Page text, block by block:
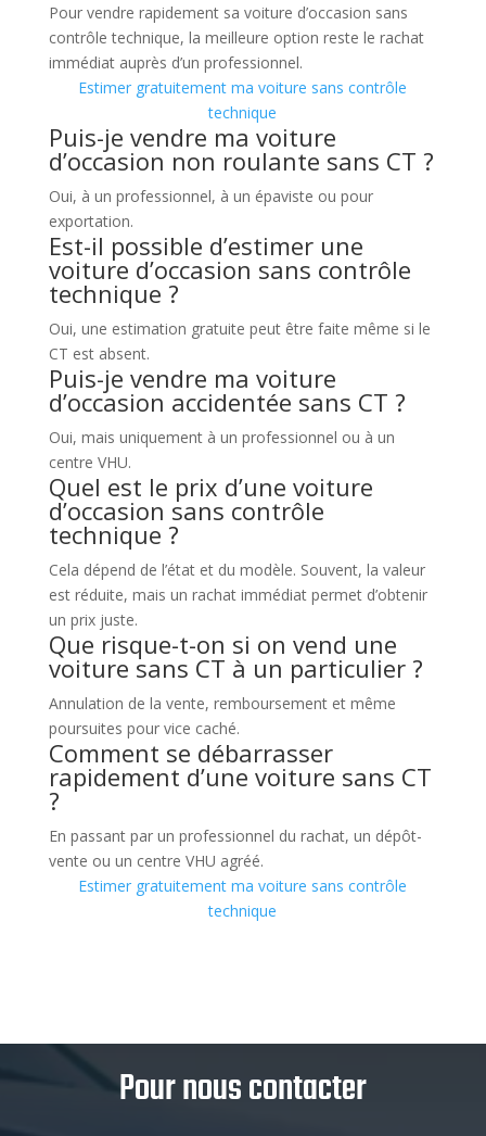
Pour vendre rapidement sa voiture d’occasion sans
contrôle technique, la meilleure option reste le rachat
immédiat auprès d’un professionnel.
Estimer gratuitement ma voiture sans contrôle
technique
Puis-je vendre ma voiture
d’occasion non roulante sans CT ?
Oui, à un professionnel, à un épaviste ou pour
exportation.
Est-il possible d’estimer une
voiture d’occasion sans contrôle
technique ?
Oui, une estimation gratuite peut être faite même si le
CT est absent.
Puis-je vendre ma voiture
d’occasion accidentée sans CT ?
Oui, mais uniquement à un professionnel ou à un
centre VHU.
Quel est le prix d’une voiture
d’occasion sans contrôle
technique ?
Cela dépend de l’état et du modèle. Souvent, la valeur
est réduite, mais un rachat immédiat permet d’obtenir
un prix juste.
Que risque-t-on si on vend une
voiture sans CT à un particulier ?
Annulation de la vente, remboursement et même
poursuites pour vice caché.
Comment se débarrasser
rapidement d’une voiture sans CT
?
En passant par un professionnel du rachat, un dépôt-
vente ou un centre VHU agréé.
Estimer gratuitement ma voiture sans contrôle
technique
Pour nous contacter